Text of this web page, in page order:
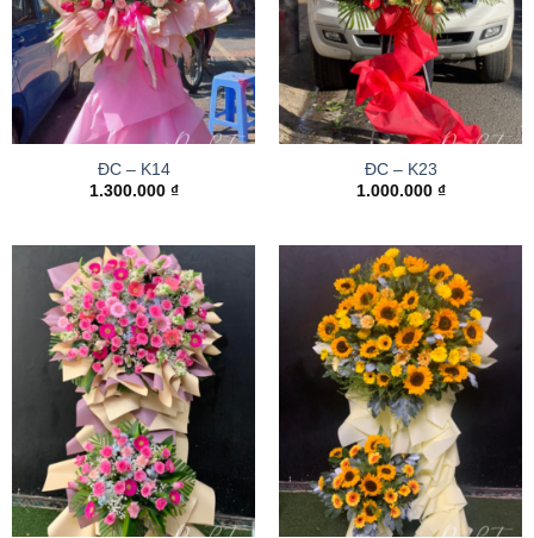
ĐC – K14
1.300.000 ₫
ĐC – K23
1.000.000 ₫